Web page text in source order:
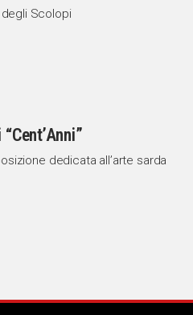
Scolopi
dedicata all’arte sarda